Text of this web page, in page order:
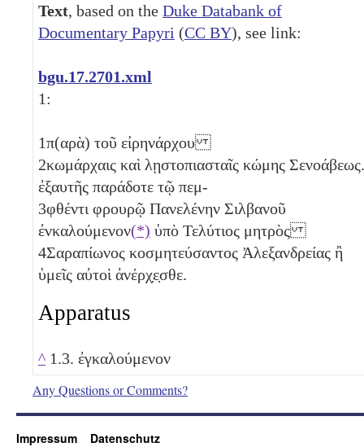
Text, based on the Duke Databank of
Documentary Papyri (CC BY), see link:
bgu.17.2701.xml
1:
1π(αρὰ) τοῦ εἰρηνάρχου
2κωμάρχαις καὶ λῃστοπιασταῖς κώμης Σενοάβεως.
ἐξαυτῆς παράδοτε τῷ πεμ-
3φθέντι φρουρῷ Πανελένην Σιλβανοῦ
ἐνκαλούμενον(*) ὑπὸ Τελύτιος μητρὸς
4Σαραπίωνος κοσμητεύσαντος Ἀλεξανδρείας ἢ
ὑμεῖς αὐτοὶ ἀνέρχ̣ε̣σθε.
Apparatus
^ 1.3. ἐγκαλούμενον
Any Questions or Comments?
Impressum Datenschutz